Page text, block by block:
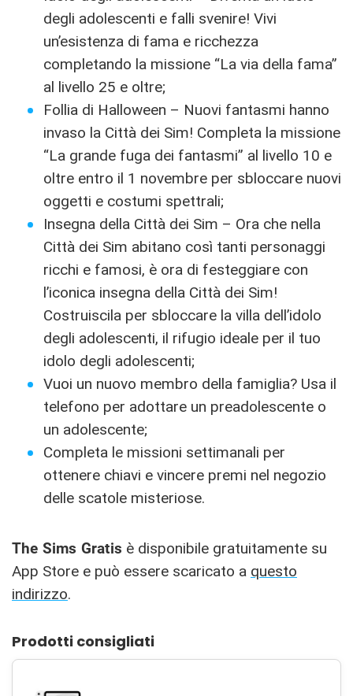
degli adolescenti e falli svenire! Vivi
un’esistenza di fama e ricchezza
completando la missione “La via della fama”
al livello 25 e oltre;
Follia di Halloween – Nuovi fantasmi hanno
invaso la Città dei Sim! Completa la missione
“La grande fuga dei fantasmi” al livello 10 e
oltre entro il 1 novembre per sbloccare nuovi
oggetti e costumi spettrali;
Insegna della Città dei Sim – Ora che nella
Città dei Sim abitano così tanti personaggi
ricchi e famosi, è ora di festeggiare con
l’iconica insegna della Città dei Sim!
Costruiscila per sbloccare la villa dell’idolo
degli adolescenti, il rifugio ideale per il tuo
idolo degli adolescenti;
Vuoi un nuovo membro della famiglia? Usa il
telefono per adottare un preadolescente o
un adolescente;
Completa le missioni settimanali per
ottenere chiavi e vincere premi nel negozio
delle scatole misteriose.
The Sims Gratis è disponibile gratuitamente su
App Store e può essere scaricato a questo
indirizzo.
Prodotti consigliati